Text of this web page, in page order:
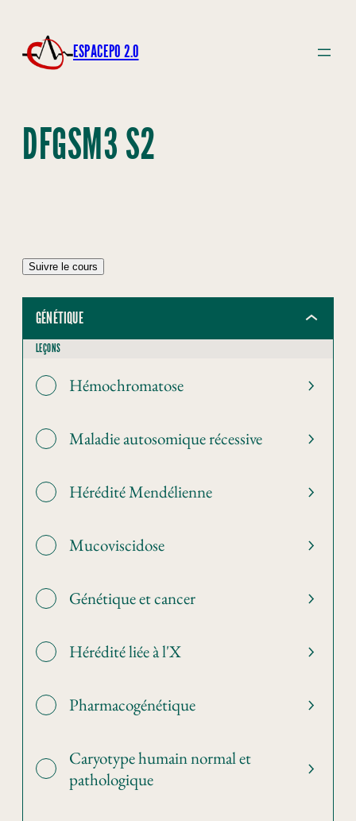
ESPACEPO 2.0
DFGSM3 S2
Suivre le cours
GÉNÉTIQUE
LEÇONS
Hémochromatose
Maladie autosomique récessive
Hérédité Mendélienne
Mucoviscidose
Génétique et cancer
Hérédité liée à l'X
Pharmacogénétique
Caryotype humain normal et
pathologique